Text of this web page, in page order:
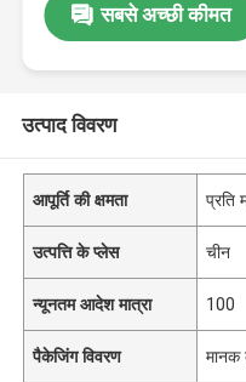
सबसे अच्छी कीमत
उत्पाद विवरण
आपूर्ति की क्षमता प्रति
उत्पत्ति के प्लेस चीन
न्यूनतम आदेश मात्रा 100
पैकेजिंग विवरण मानक